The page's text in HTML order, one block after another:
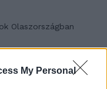
My Personal
Olaszországban